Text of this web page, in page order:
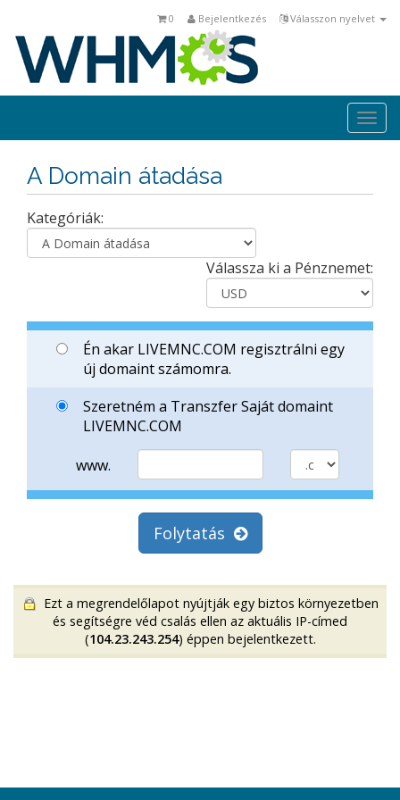
Válasszon nyelvet
Bejelentkezés
0
A Domain átadása
Kategóriák:
Válassza ki a Pénznemet:
Én akar LIVEMNC.COM regisztrálni egy
új domaint számomra.
Szeretném a Transzfer Saját domaint
LIVEMNC.COM
www.
Folytatás
Ezt a megrendelőlapot nyújtják egy biztos környezetben
és segítségre véd csalás ellen az aktuális IP-címed
(104.23.243.254) éppen bejelentkezett.